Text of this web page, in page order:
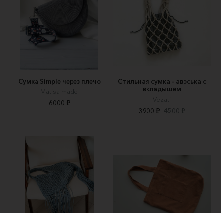
Сумка Simple через плечо
Matisa made
6000 ₽
Стильная сумка - авоська с
вкладышем
Vezati
3900 ₽ 4500 ₽